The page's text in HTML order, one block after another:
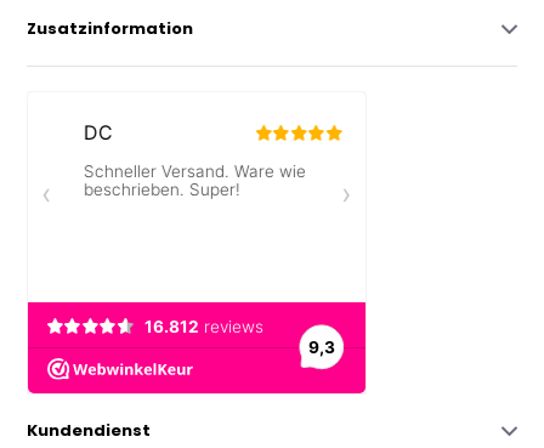
Zusatzinformation
Kundendienst